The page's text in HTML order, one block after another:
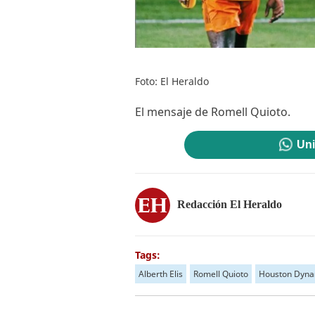
Foto: El Heraldo
El mensaje de Romell Quioto.
Redacción El Heraldo
Tags:
Alberth Elis Romell Quioto Houston